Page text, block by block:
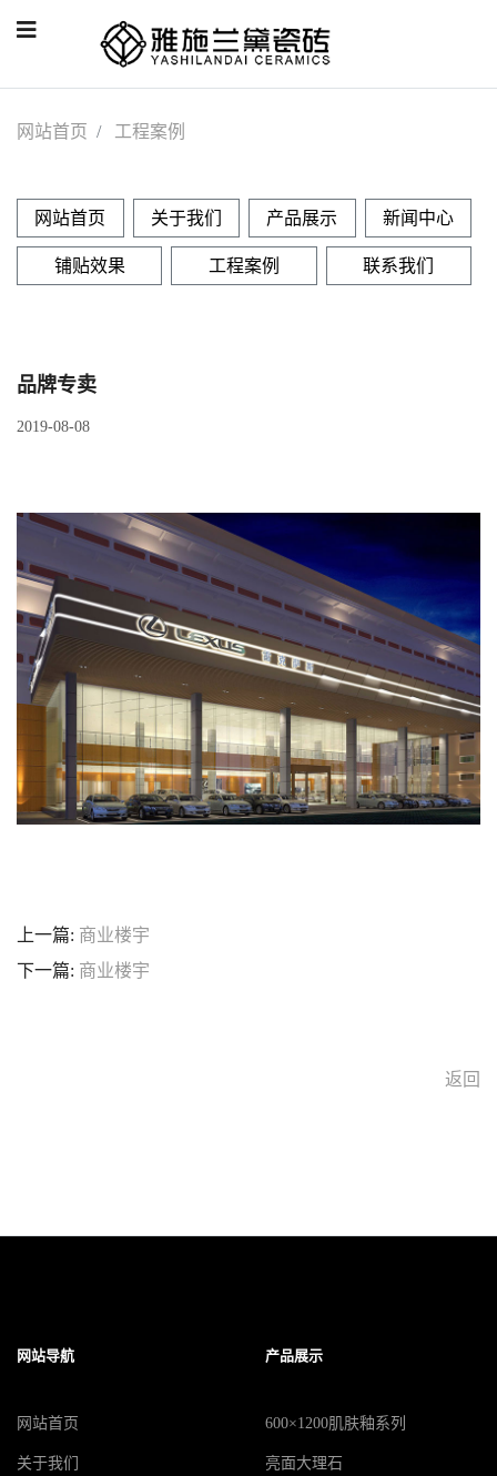
网站首页 工程案例
网站首页 关于我们 产品展示 新闻中心
铺贴效果 工程案例 联系我们
品牌专卖
2019-08-08
上一篇: 商业楼宇
下一篇: 商业楼宇
返回
网站导航
网站首页
关于我们
产品展示
600×1200肌肤釉系列
亮面大理石